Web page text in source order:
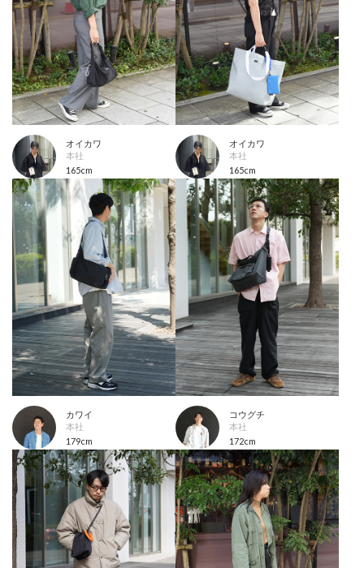
オイカワ
本社
165cm
オイカワ
本社
165cm
カワイ
本社
179cm
コウグチ
本社
172cm